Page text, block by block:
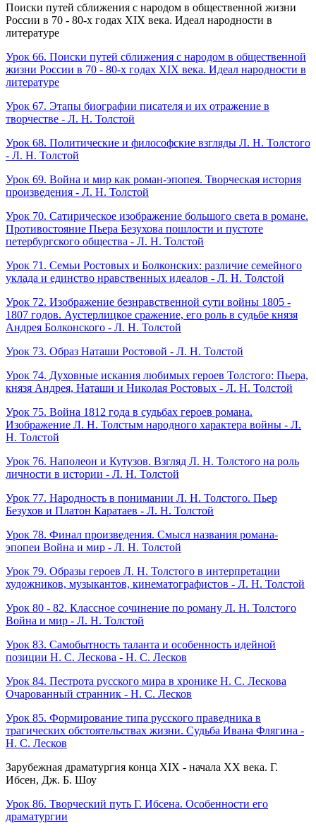
Поиски путей сближения с народом в общественной жизни
России в 70 - 80-х годах XIX века. Идеал народности в
литературе
Урок 66. Поиски путей сближения с народом в общественной
жизни России в 70 - 80-х годах XIX века. Идеал народности в
литературе
Урок 67. Этапы биографии писателя и их отражение в
творчестве - Л. Н. Толстой
Урок 68. Политические и философские взгляды Л. Н. Толстого
- Л. Н. Толстой
Урок 69. Война и мир как роман-эпопея. Творческая история
произведения - Л. Н. Толстой
Урок 70. Сатирическое изображение большого света в романе.
Противостояние Пьера Безухова пошлости и пустоте
петербургского общества - Л. Н. Толстой
Урок 71. Семьи Ростовых и Болконских: различие семейного
уклада и единство нравственных идеалов - Л. Н. Толстой
Урок 72. Изображение безнравственной сути войны 1805 -
1807 годов. Аустерлицкое сражение, его роль в судьбе князя
Андрея Болконского - Л. Н. Толстой
Урок 73. Образ Наташи Ростовой - Л. Н. Толстой
Урок 74. Духовные искания любимых героев Толстого: Пьера,
князя Андрея, Наташи и Николая Ростовых - Л. Н. Толстой
Урок 75. Война 1812 года в судьбах героев романа.
Изображение Л. Н. Толстым народного характера войны - Л.
Н. Толстой
Урок 76. Наполеон и Кутузов. Взгляд Л. Н. Толстого на роль
личности в истории - Л. Н. Толстой
Урок 77. Народность в понимании Л. Н. Толстого. Пьер
Безухов и Платон Каратаев - Л. Н. Толстой
Урок 78. Финал произведения. Смысл названия романа-
эпопеи Война и мир - Л. Н. Толстой
Урок 79. Образы героев Л. Н. Толстого в интерпретации
художников, музыкантов, кинематографистов - Л. Н. Толстой
Урок 80 - 82. Классное сочинение по роману Л. Н. Толстого
Война и мир - Л. Н. Толстой
Урок 83. Самобытность таланта и особенность идейной
позиции Н. С. Лескова - Н. С. Лесков
Урок 84. Пестрота русского мира в хронике Н. С. Лескова
Очарованный странник - Н. С. Лесков
Урок 85. Формирование типа русского праведника в
трагических обстоятельствах жизни. Судьба Ивана Флягина -
Н. С. Лесков
Зарубежная драматургия конца XIX - начала XX века. Г.
Ибсен, Дж. Б. Шоу
Урок 86. Творческий путь Г. Ибсена. Особенности его
драматургии